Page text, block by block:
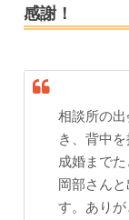
感謝！
相談所の
き、背中
成婚まで
岡部さん
す。ありが